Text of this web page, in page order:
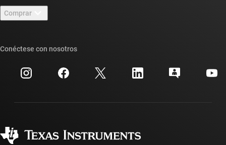
Sala de redacción
Eventos
Relaciones con los inversionistas
Foros de soporte de diseño de TI E2E™
Búsqueda de referencias cruzadas
Centro de atención al cliente
Preguntas frecuentes sobre la cuenta myTI
Comprar
Preguntas frecuentes sobre pedidos
Conéctese con nosotros